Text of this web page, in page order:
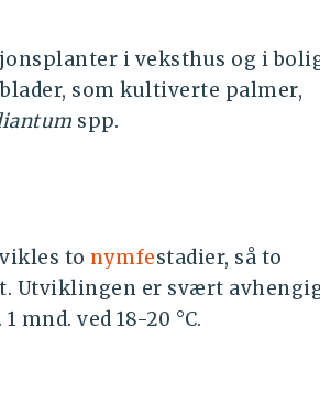
i veksthus og i
som kultiverte palmer,
spp.
to nymfestadier, så to
Utviklingen er svært
mnd. ved 18-20 °C.